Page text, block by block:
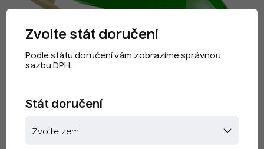
Zvolte stát doručení
Podle státu doručení vám zobrazíme správnou
sazbu DPH.
Stát doručení